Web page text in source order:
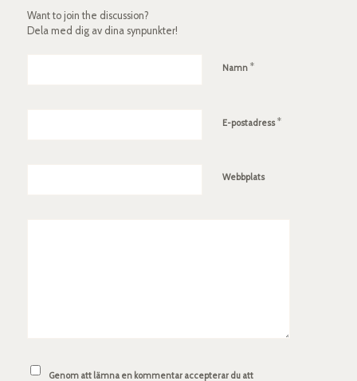
Want to join the discussion?
Dela med dig av dina synpunkter!
Namn *
E-postadress*
Webbplats
Genom att lämna en kommentar accepterar du att